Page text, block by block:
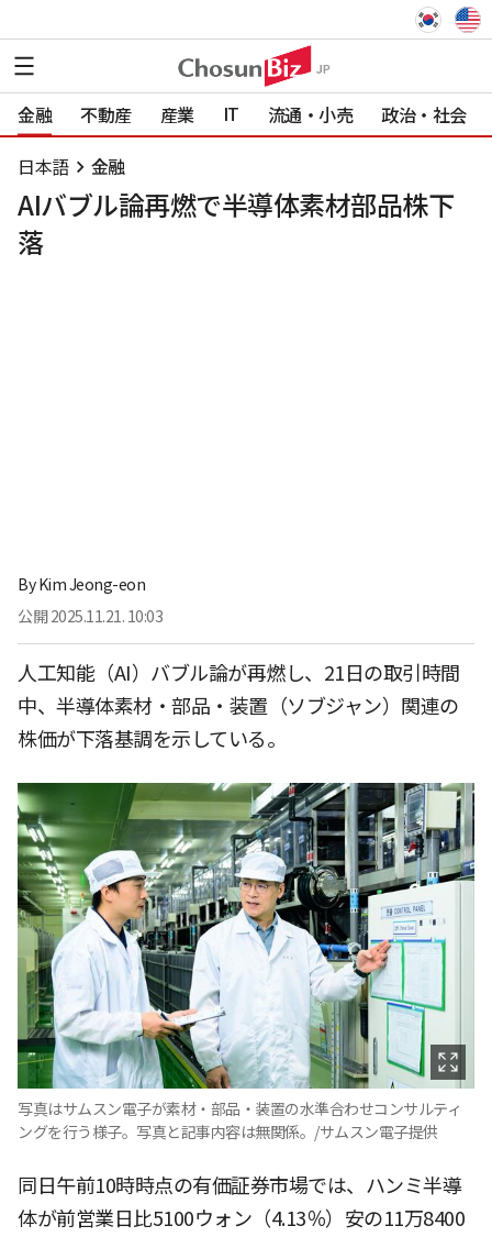
金融 不動産 産業 IT 流通・小売 政治・社会
日本語 金融
AIバブル論再燃で半導体素材部品株下
落
By Kim Jeong-eon
公開 2025.11.21. 10:03
人工知能（AI）バブル論が再燃し、21日の取引時間
中、半導体素材・部品・装置（ソブジャン）関連の
株価が下落基調を示している。
写真はサムスン電子が素材・部品・装置の水準合わせコンサルティ
ングを行う様子。写真と記事内容は無関係。/サムスン電子提供
同日午前10時時点の有価証券市場では、ハンミ半導
体が前営業日比5100ウォン（4.13％）安の11万8400